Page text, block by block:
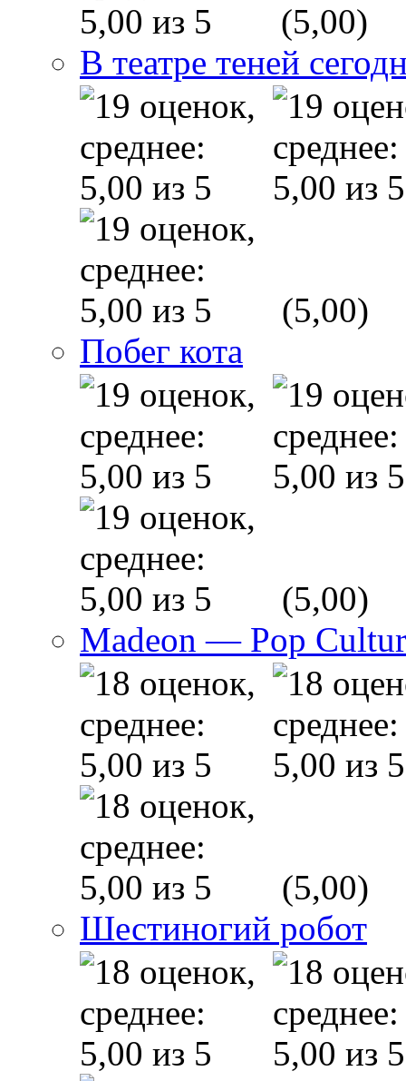
(5,00)
В театре теней
(5,00)
Побег кота
(5,00)
Madeon — Pop
(5,00)
Шестиногий робот